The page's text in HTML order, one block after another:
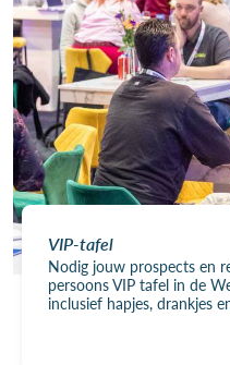
VIP-tafel
Nodig jouw prospects en
persoons VIP tafel in de
inclusief hapjes, drankjes